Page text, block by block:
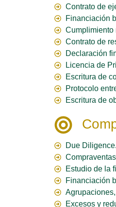
Contrato de
Financiación
Cumplimiento
Contrato de
Declaración
Licencia de
Escritura de
Protocolo
Escritura de
Due Diligence.
Estudio de la
Financiación
Excesos y